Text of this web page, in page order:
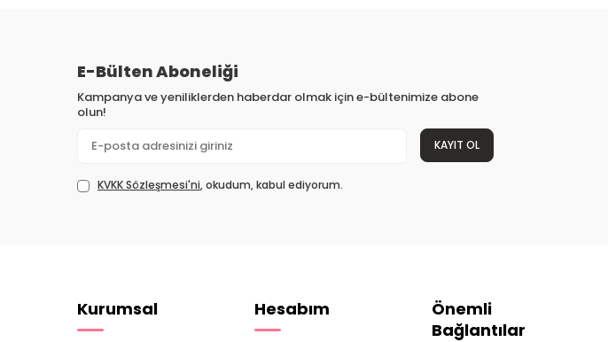
E-Bülten Aboneliği
Kampanya ve yeniliklerden haberdar olmak için e-bültenimize abone
olun!
KAYIT OL
KVKK Sözleşmesi'ni, okudum, kabul ediyorum.
Kurumsal Hesabım
Önemli
Bağlantılar